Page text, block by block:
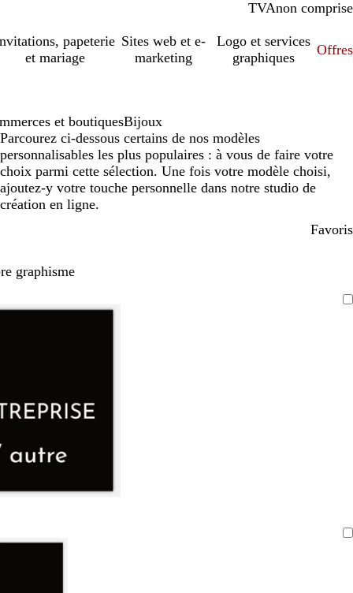
TVAcomprise
non comprise
papeterie
et mariage
Sites web et e-
marketing
Logo et services
graphiques
Offres
et boutiquesBijoux
Parcourez ci-dessous certains de nos modèles
personnalisables les plus populaires : à vous de faire votre
choix parmi cette sélection. Une fois votre modèle choisi,
ajoutez-y votre touche personnelle dans notre studio de
création en ligne.
Favoris
graphisme